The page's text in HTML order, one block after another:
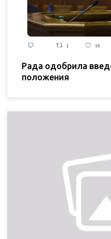
Рада одобрила
положения